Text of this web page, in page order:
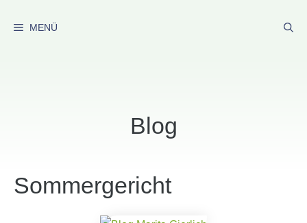
Inhalt
MENÜ
Blog
Sommergericht